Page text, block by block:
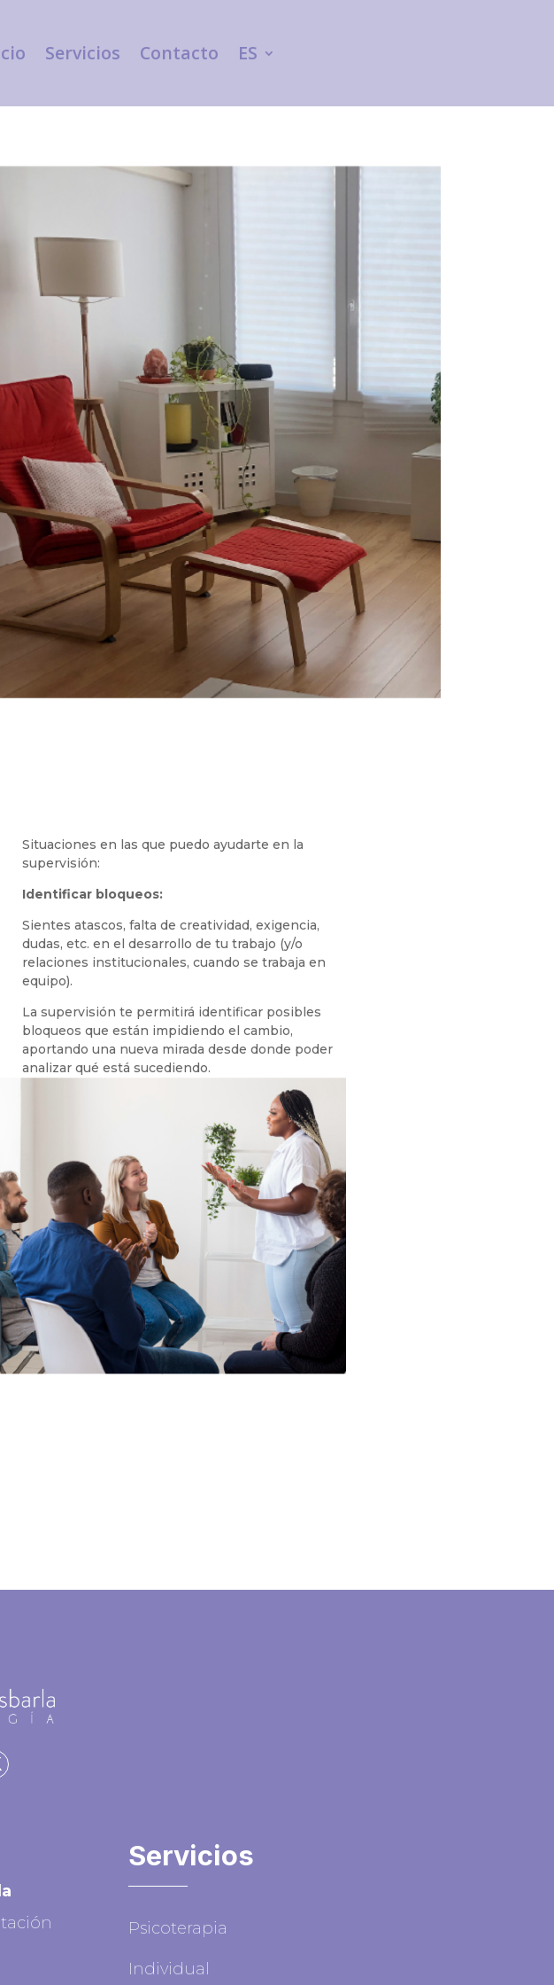
Servicios Contacto ES
Situaciones en las que puedo ayudarte en la
supervisión:
Identificar bloqueos:
Sientes atascos, falta de creatividad, exigencia,
dudas, etc. en el desarrollo de tu trabajo (y/o
relaciones institucionales, cuando se trabaja en
equipo).
La supervisión te permitirá identificar posibles
bloqueos que están impidiendo el cambio,
aportando una nueva mirada desde donde poder
analizar qué está sucediendo.
Servicios
Psicoterapia
Individual